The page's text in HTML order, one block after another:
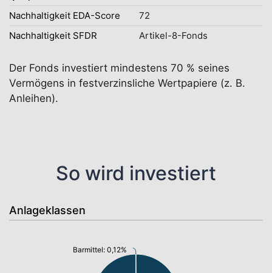
Nachhaltigkeit EDA-Score
72
Nachhaltigkeit SFDR
Artikel-8-Fonds
Der Fonds investiert mindestens 70 % seines
Vermögens in festverzinsliche Wertpapiere (z. B.
Anleihen).
So wird investiert
Anlageklassen
Barmittel: 0,12%